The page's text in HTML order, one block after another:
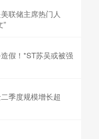
联储主席热门人
”
假！*ST苏吴或被强
季度规模增长超